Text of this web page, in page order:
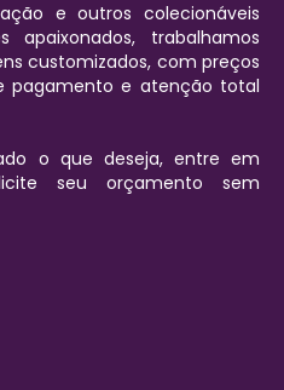
e outros colecionáveis
apaixonados, trabalhamos
customizados, com preços
pagamento e atenção total
o que deseja, entre em
seu orçamento sem